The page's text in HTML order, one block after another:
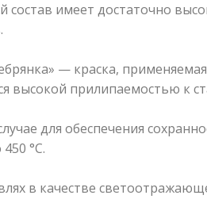
имеет достаточно
— краска,
высокой прилипаемостью к
для обеспечения
°С.
в качестве